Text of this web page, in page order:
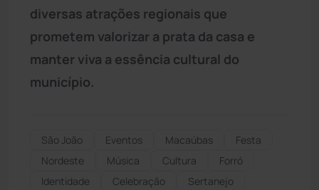
diversas atrações regionais que
prometem valorizar a prata da casa e
manter viva a essência cultural do
município.
São João Eventos Macaúbas
Festa
Nordeste
Música Cultura
Forró
Identidade
Celebração
Sertanejo